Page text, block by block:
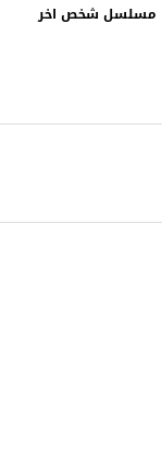
مسلسل شخص اخر